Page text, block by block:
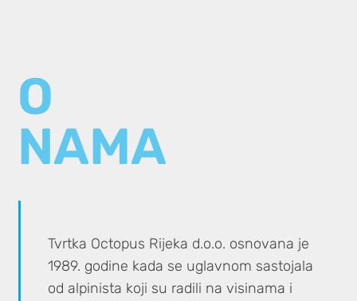
O
NAMA
Tvrtka Octopus Rijeka d.o.o. osnovana je
1989. godine kada se uglavnom sastojala
od alpinista koji su radili na visinama i